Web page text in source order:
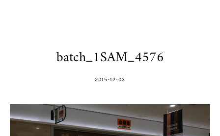
batch_1SAM_4576
POSTED
2015-12-03